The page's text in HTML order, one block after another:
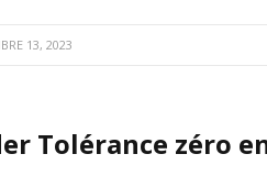
13, 2023
Tolérance zéro